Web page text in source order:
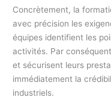
Concrètement, la
avec précision les
équipes identifient les
activités. Par
et sécurisent leurs
immédiatement la
industriels.